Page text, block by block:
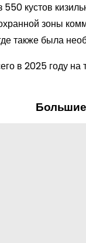
кустов
зоны
также была
в 2025 году